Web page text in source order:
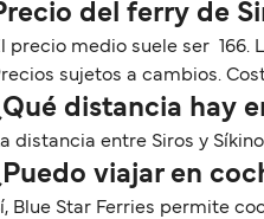
del ferry de
precio medio suele ser 166.
sujetos a cambios.
distancia hay
distancia entre Siros y
viajar en
Blue Star Ferries permite